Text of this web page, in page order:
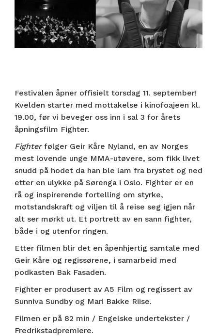
Festivalen åpner offisielt torsdag 11. september!
Kvelden starter med mottakelse i kinofoajeen kl.
19.00, før vi beveger oss inn i sal 3 for årets
åpningsfilm Fighter.
Fighterfølger Geir Kåre Nyland, en av Norges
mest lovende unge MMA-utøvere, som fikk livet
snudd på hodet da han ble lam fra brystet og ned
etter en ulykke på Sørenga i Oslo. Fighter er en
rå og inspirerende fortelling om styrke,
motstandskraft og viljen til å reise seg igjen når
alt ser mørkt ut. Et portrett av en sann fighter,
både i og utenfor ringen.
Etter filmen blir det en åpenhjertig samtale med
Geir Kåre og regissørene, i samarbeid med
podkasten Bak Fasaden.
Fighter er produsert av A5 Film og regissert av
Sunniva Sundby og Mari Bakke Riise.
Filmen er på 82 min / Engelske undertekster /
Fredrikstadpremiere.